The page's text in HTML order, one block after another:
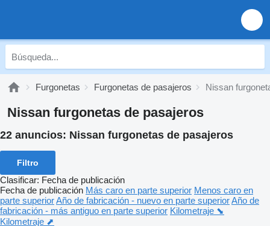
Furgonetas Furgonetas de pasajeros Nissan
Nissan furgonetas de pasajeros
22 anuncios: Nissan furgonetas de pasajeros
Filtro
Clasificar: Fecha de publicación
Fecha de publicación Más caro en parte superior Menos caro en
parte superiorAño de fabricación - nuevo en parte superiorAño de
fabricación - más antiguo en parte superior Kilometraje ⬊
Kilometraje ⬈